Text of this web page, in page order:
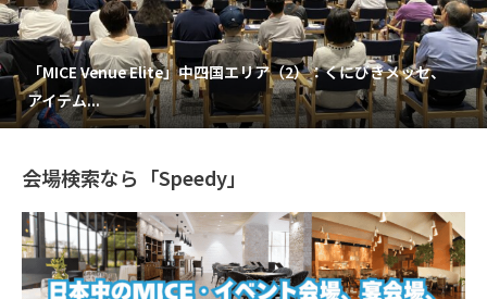
「MICE Venue Elite」中四国エリア（2）：くにびきメッセ、
アイテム...
会場検索なら「Speedy」